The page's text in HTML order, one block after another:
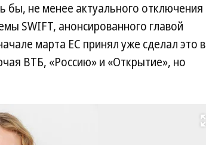
бы, не менее актуального отключения
SWIFT, анонсированного главой
марта ЕС принял уже сделал это в
ВТБ, «Россию» и «Открытие», но